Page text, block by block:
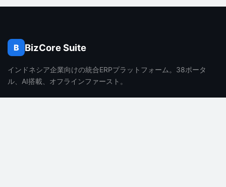
B BizCore Suite
インドネシア企業向けの統合ERPプラットフォーム。38ポータ
ル、AI搭載、オフラインファースト。